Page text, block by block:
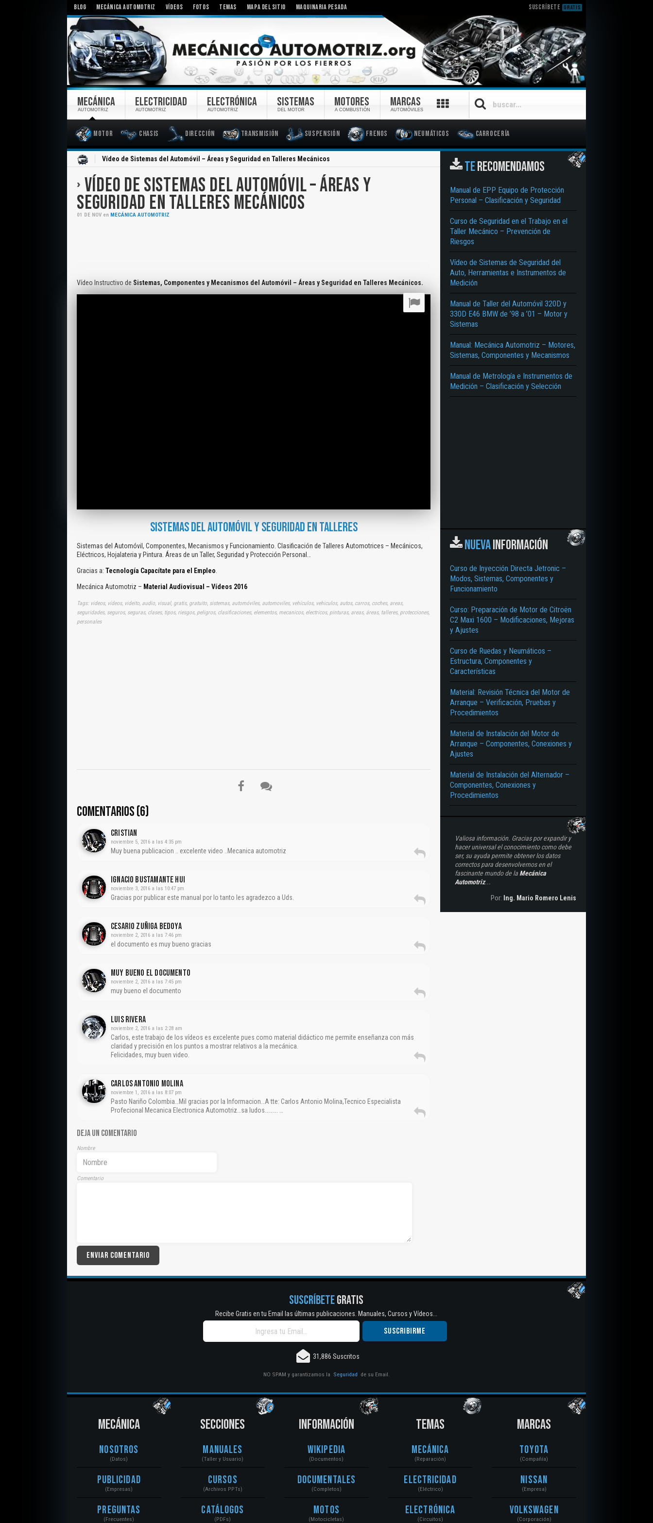
BLOG MECÁNICA AUTOMOTRIZ VÍDEOS FOTOS TEMAS MAPA DEL SITIO MAQUINARIA PESADA SUSCRÍBETE GRATIS
MECÁNICA
AUTOMOTRIZ
Motor Chasis Dirección Transmisión Suspensión Frenos Neumáticos Carrocería
ELECTRICIDAD
AUTOMOTRIZ
ELECTRÓNICA
AUTOMOTRIZ
SISTEMAS
DEL MOTOR
MOTORES
A COMBUSTIÓN
MARCAS
AUTOMÓVILES
Vídeo de Sistemas del Automóvil – Áreas y Seguridad en Talleres Mecánicos
VÍDEO DE SISTEMAS DEL AUTOMÓVIL – ÁREAS Y
SEGURIDAD EN TALLERES MECÁNICOS
01 DE NOV en MECÁNICA AUTOMOTRIZ
Vídeo Instructivo de Sistemas, Componentes y Mecanismos del Automóvil – Áreas y Seguridad en Talleres Mecánicos.
SISTEMAS DEL AUTOMÓVIL Y SEGURIDAD EN TALLERES
Sistemas del Automóvil, Componentes, Mecanismos y Funcionamiento. Clasificación de Talleres Automotrices – Mecánicos,
Eléctricos, Hojalateria y Pintura. Áreas de un Taller, Seguridad y Protección Personal…
Gracias a: Tecnología Capacítate para el Empleo.
Mecánica Automotriz – Material Audiovisual – Vídeos 2016
Tags: videos, vídeos, videito, audio, visual, gratis, gratuito, sistemas, automóviles, automoviles, vehículos, vehiculos, autos, carros, coches, areas,
seguridades, seguros, seguras, clases, tipos, riesgos, peligros, clasificaciones, elementos, mecanicos, electricos, pinturas, areas, áreas, talleres, protecciones,
personales
COMENTARIOS (6)
Cristian
noviembre 5, 2016 a las 4:35 pm
Muy buena publicacion .. excelente video ..Mecanica automotriz
Ignacio Bustamante Hui
noviembre 3, 2016 a las 10:47 pm
Gracias por publicar este manual por lo tanto les agradezco a Uds.
Cesario Zuñiga Bedoya
noviembre 2, 2016 a las 7:46 pm
el documento es muy bueno gracias
Muy Bueno El Documento
noviembre 2, 2016 a las 7:45 pm
muy bueno el documento
Luis Rivera
noviembre 2, 2016 a las 2:28 am
Carlos, este trabajo de los vídeos es excelente pues como material didáctico me permite enseñanza con más
claridad y precisión en los puntos a mostrar relativos a la mecánica.
Felicidades, muy buen video.
CARLOS ANTONIO MOLINA
noviembre 1, 2016 a las 8:07 pm
Pasto Nariño Colombia…Mil gracias por la Informacion…A tte: Carlos Antonio Molina,Tecnico Especialista
Profecional Mecanica Electronica Automotriz…sa ludos………. …
DEJA UN COMENTARIO
Nombre
Comentario
TERECOMENDAMOS
Manual de EPP Equipo de Protección
Personal – Clasificación y Seguridad
Curso de Seguridad en el Trabajo en el
Taller Mecánico – Prevención de
Riesgos
Vídeo de Sistemas de Seguridad del
Auto, Herramientas e Instrumentos de
Medición
Manual de Taller del Automóvil 320D y
330D E46 BMW de ’98 a ’01 – Motor y
Sistemas
Manual: Mecánica Automotriz – Motores,
Sistemas, Componentes y Mecanismos
Manual de Metrología e Instrumentos de
Medición – Clasificación y Selección
NUEVAINFORMACIÓN
Curso de Inyección Directa Jetronic –
Modos, Sistemas, Componentes y
Funcionamiento
Curso: Preparación de Motor de Citroën
C2 Maxi 1600 – Modificaciones, Mejoras
y Ajustes
Curso de Ruedas y Neumáticos –
Estructura, Componentes y
Características
Material: Revisión Técnica del Motor de
Arranque – Verificación, Pruebas y
Procedimientos
Material de Instalación del Motor de
Arranque – Componentes, Conexiones y
Ajustes
Material de Instalación del Alternador –
Componentes, Conexiones y
Procedimientos
Valiosa información. Gracias por expandir y
hacer universal el conocimiento como debe
ser, su ayuda permite obtener los datos
correctos para desenvolvernos en el
fascinante mundo de la Mecánica
Automotriz...
Por: Ing. Mario Romero Lenis
SUSCRÍBETEGRATIS
Recibe Gratis en tu Email las últimas publicaciones. Manuales, Cursos y Vídeos...
31,886 Suscritos
NO SPAM y garantizamos la Seguridad de su Email.
MECÁNICA
Nosotros
(Datos)
Publicidad
(Empresas)
Preguntas
(Frecuentes)
SECCIONES
Manuales
(Taller y Usuario)
Cursos
(Archivos PPTs)
Catálogos
(PDFs)
INFORMACIÓN
Wikipedia
(Documentos)
Documentales
(Completos)
Motos
(Motocicletas)
TEMAS
Mecánica
(Reparación)
Electricidad
(Eléctrico)
Electrónica
(Circuitos)
MARCAS
Toyota
(Compañía)
Nissan
(Empresa)
Volkswagen
(Corporación)
No carga o no se visualiza el contenido.